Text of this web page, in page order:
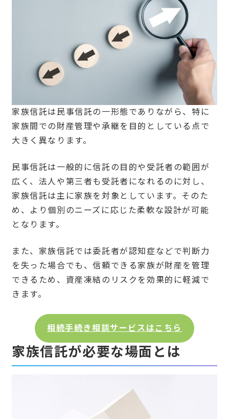
家族信託は民事信託の一形態でありながら、特に
家族間での財産管理や承継を目的としている点で
大きく異なります。
民事信託は一般的に信託の目的や受託者の範囲が
広く、法人や第三者も受託者になれるのに対し、
家族信託は主に家族を対象としています。そのた
め、より個別のニーズに応じた柔軟な設計が可能
となります。
また、家族信託では委託者が認知症などで判断力
を失った場合でも、信頼できる家族が財産を管理
できるため、資産凍結のリスクを効果的に軽減で
きます。
相続手続き相談サービスはこちら
家族信託が必要な場面とは